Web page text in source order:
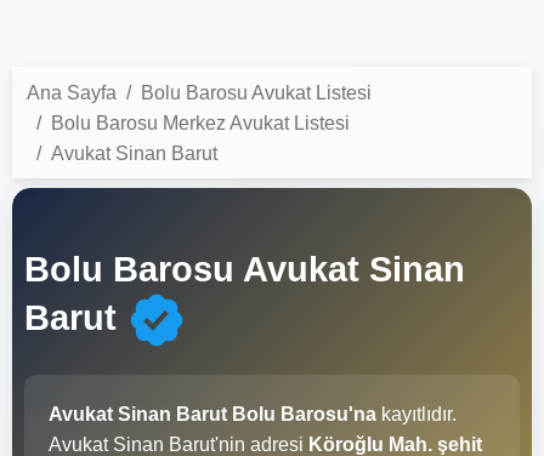
Ana Sayfa
Bolu Barosu Avukat Listesi
Bolu Barosu Merkez Avukat Listesi
Avukat Sinan Barut
Bolu Barosu Avukat Sinan
Barut
Avukat Sinan Barut Bolu Barosu'na kayıtlıdır.
Avukat Sinan Barut'nin adresi Köroğlu Mah. şehit